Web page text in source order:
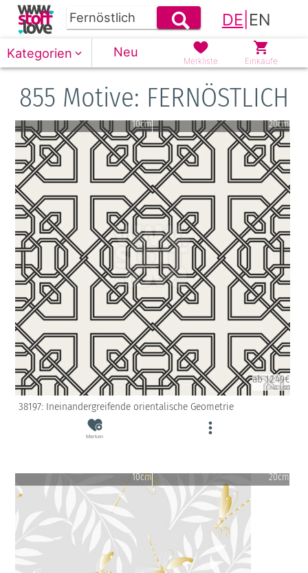
DE EN
Kategorien Neu
Merkliste Einkäufe
855 Motive: FERNÖSTLICH
10cm 20cm
ab 12.49€
(inkl. USt)
38197: Ineinandergreifende orientalische Geometrie
Merken
10cm 20cm